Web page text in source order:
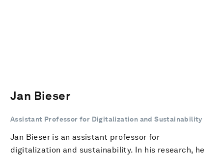
Jan Bieser
Assistant Professor for Digitalization and Sustainability
Jan Bieser is an assistant professor for
digitalization and sustainability. In his research, he